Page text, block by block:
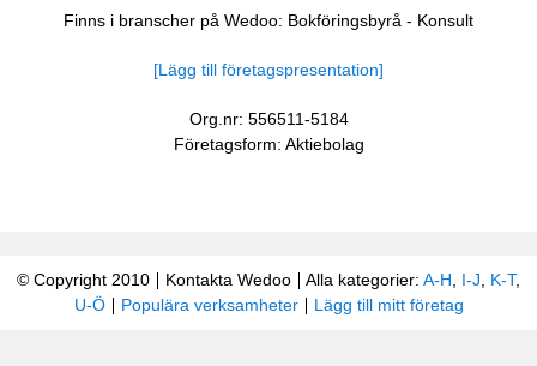
Finns i branscher på Wedoo: Bokföringsbyrå - Konsult
[Lägg till företagspresentation]
Org.nr: 556511-5184
Företagsform: Aktiebolag
© Copyright 2010 Kontakta Wedoo Alla kategorier: A-H I-J K-T,
U-Ö
Populära verksamheter Lägg till mitt företag